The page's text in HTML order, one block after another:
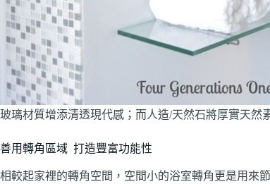
玻璃材質增添清透現代感；而人造/天然石將厚實天然
善用轉角區域 打造豐富功能性
相較起家裡的轉角空間，空間小的浴室轉角更是用來